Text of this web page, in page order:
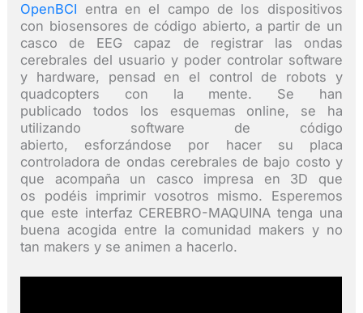
OpenBCI entra en el campo de los dispositivos
con biosensores de código abierto, a partir de un
casco de EEG capaz de registrar las ondas
cerebrales del usuario y poder controlar software
y hardware, pensad en el control de robots y
quadcopters con la mente. Se han
publicado todos los esquemas online, se ha
utilizando software de código
abierto, esforzándose por hacer su placa
controladora de ondas cerebrales de bajo costo y
que acompaña un casco impresa en 3D que
os podéis imprimir vosotros mismo. Esperemos
que este interfaz CEREBRO-MAQUINA tenga una
buena acogida entre la comunidad makers y no
tan makers y se animen a hacerlo.